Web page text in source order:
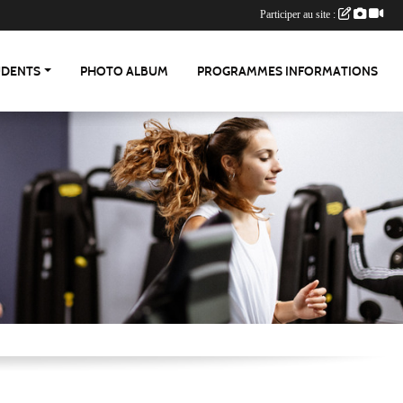
PHOTO ALBUM PROGRAMMES INFORMATIONS
Participer au site :